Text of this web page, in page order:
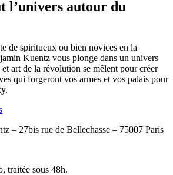
l’univers autour du
de spiritueux ou bien novices en la
Kuentz vous plonge dans un univers
art de la révolution se mêlent pour créer
qui forgeront vos armes et vos palais pour
– 27bis rue de Bellechasse – 75007 Paris
traitée sous 48h.